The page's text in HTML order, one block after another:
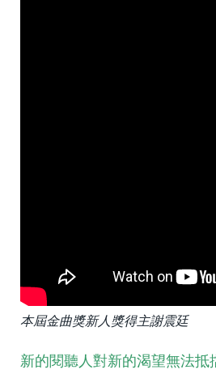
本屆金曲獎新人獎得主謝震廷
新的閱聽人對新的渴望無法抵